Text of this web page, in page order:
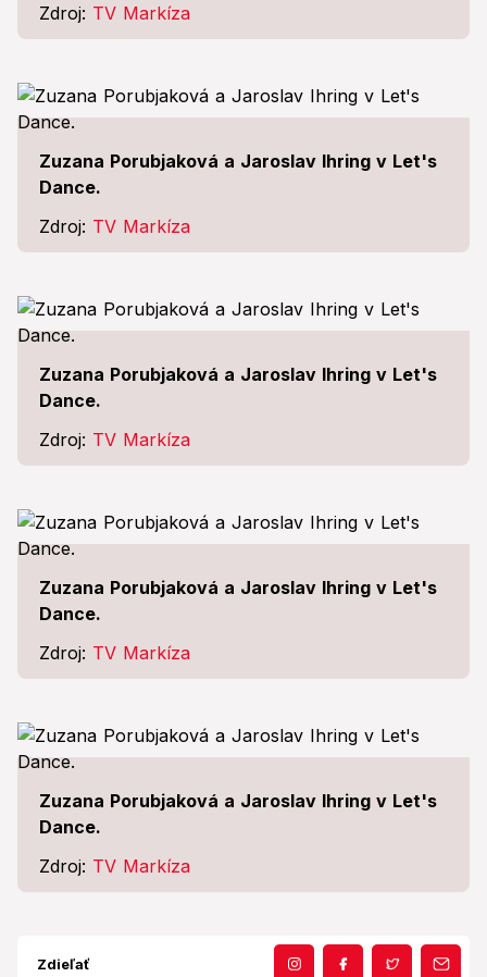
Zdroj: TV Markíza
Zuzana Porubjaková a Jaroslav Ihring v Let's
Dance.
Zdroj: TV Markíza
Zuzana Porubjaková a Jaroslav Ihring v Let's
Dance.
Zdroj: TV Markíza
Zuzana Porubjaková a Jaroslav Ihring v Let's
Dance.
Zdroj: TV Markíza
Zuzana Porubjaková a Jaroslav Ihring v Let's
Dance.
Zdroj: TV Markíza
Zdieľať